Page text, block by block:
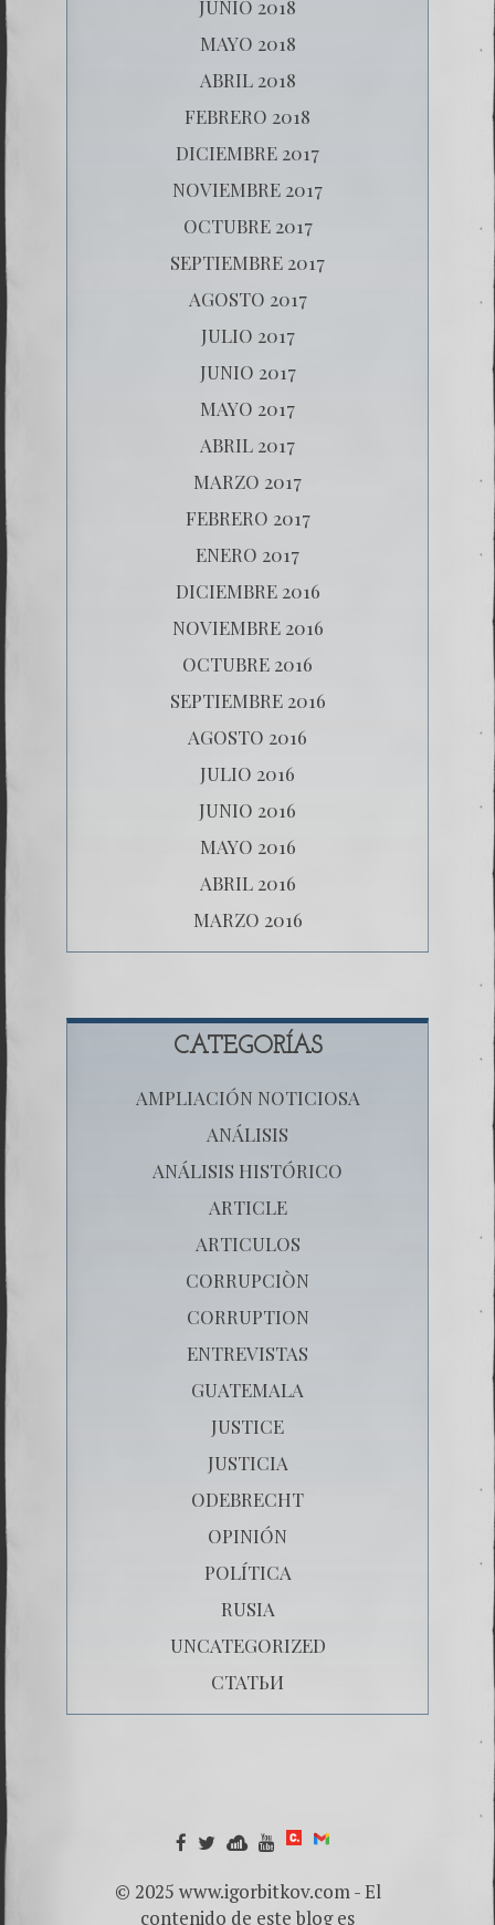
JUNIO 2018
MAYO 2018
ABRIL 2018
FEBRERO 2018
DICIEMBRE 2017
NOVIEMBRE 2017
OCTUBRE 2017
SEPTIEMBRE 2017
AGOSTO 2017
JULIO 2017
JUNIO 2017
MAYO 2017
ABRIL 2017
MARZO 2017
FEBRERO 2017
ENERO 2017
DICIEMBRE 2016
NOVIEMBRE 2016
OCTUBRE 2016
SEPTIEMBRE 2016
AGOSTO 2016
JULIO 2016
JUNIO 2016
MAYO 2016
ABRIL 2016
MARZO 2016
CATEGORÍAS
AMPLIACIÓN NOTICIOSA
ANÁLISIS
ANÁLISIS HISTÓRICO
ARTICLE
ARTICULOS
CORRUPCIÒN
CORRUPTION
ENTREVISTAS
GUATEMALA
JUSTICE
JUSTICIA
ODEBRECHT
OPINIÓN
POLÍTICA
RUSIA
UNCATEGORIZED
СТАТЬИ
© 2025 www.igorbitkov.com - El
contenido de este blog es